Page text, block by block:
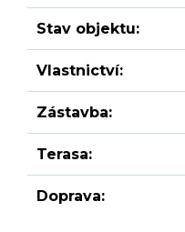
Stav objektu:
Vlastnictví:
Zástavba:
Terasa:
Doprava: